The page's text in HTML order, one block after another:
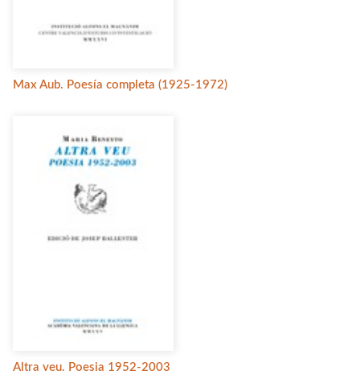
Max Aub. Poesía completa (1925-1972)
Altra veu. Poesia 1952-2003